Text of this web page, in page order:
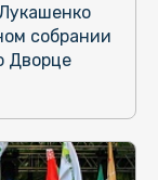
собрании
Дворце